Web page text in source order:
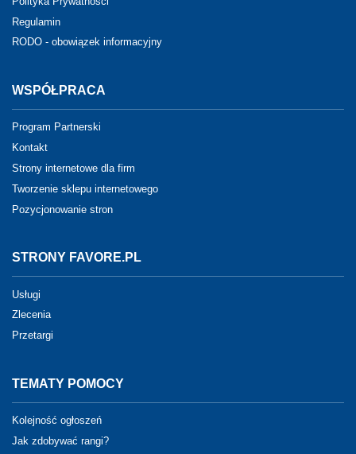
Regulamin
RODO - obowiązek informacyjny
WSPÓŁPRACA
Program Partnerski
Kontakt
Strony internetowe dla firm
Tworzenie sklepu internetowego
Pozycjonowanie stron
STRONY FAVORE.PL
Usługi
Zlecenia
Przetargi
TEMATY POMOCY
Kolejność ogłoszeń
Jak zdobywać rangi?